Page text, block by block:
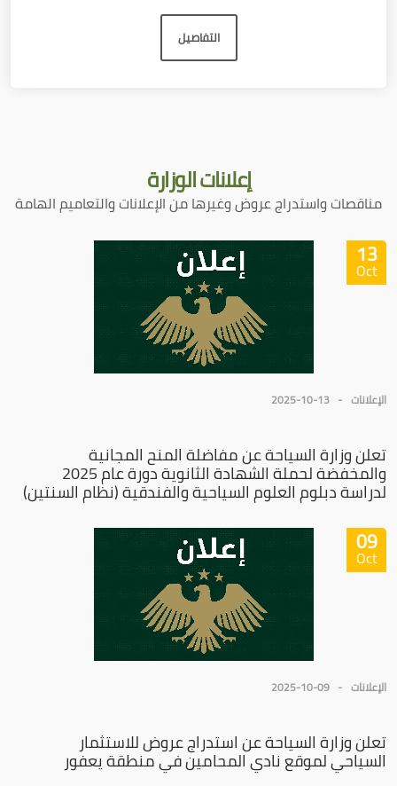
التفاصيل
إعلاناتالوزارة
مناقصات واستدراج عروض وغيرها من الإعلانات والتعاميم الهامة
13
Oct
الإعلانات 2025-10-13
تعلن وزارة السياحة عن مفاضلة المنح المجانية
والمخفضة لحملة الشهادة الثانوية دورة عام 2025
لدراسة دبلوم العلوم السياحية والفندقية (نظام السنتين)
09
Oct
الإعلانات 2025-10-09
تعلن وزارة السياحة عن استدراج عروض للاستثمار
السياحي لموقع نادي المحامين في منطقة يعفور